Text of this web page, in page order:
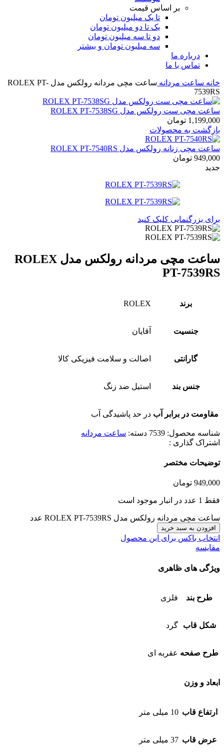
بر اساس قیمت
تا یک میلیون تومان
یک تا دو میلیون تومان
دو تا سه میلیون تومان
سه میلیون تومان و بیشتر
درباره ما
تماس با ما
خانه ساعت مردانه
ساعت مچی مردانه رولکس مدل ROLEX PT-
7539RS
ساعت مچی ست رولکس مدل ROLEX PT-7538SG
1,199,000 تومان
بازگشت به محصولات
ساعت مچی زنانه رولکس مدل ROLEX PT-7540RS
949,000 تومان
جدید
برای بزرگنمایی کلیک کنید
ساعت مچی مردانه رولکس مدل ROLEX
PT-7539RS
برند ROLEX
جنسیت آقایان
گارانتی اصالت و سلامت فیزیکی کالا
جنس بند استیل ضد زنگ
مقاومت در برابر آب در حد پاشیدگی آب
شناسه محصول: 7539 دسته: ساعت مردانه
اشتراک گذاری :
توضیحات مختصر
949,000 تومان
فقط 1 عدد در انبار موجود است
ساعت مچی مردانه رولکس مدل ROLEX PT-7539RS عدد
افزودن به سبد خرید
انتخاب باکس برای این محصول
مقایسه
ویژگی های ظاهری
طرح بند فلزی
شکل قاب گرد
طرح صفحه عقربه ای
ابعاد و وزن
ارتفاع قاب 10 میلی متر
عرض قاب 37 میلی متر